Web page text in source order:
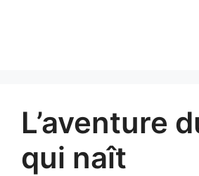
L’aventure
qui naît